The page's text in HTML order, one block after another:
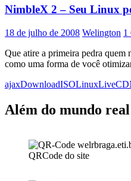
NimbleX 2 – Seu Linux
18 de julho de 2008 Welington 1
Que atire a primeira pedra quem
como uma forma de você
ajaxDownloadISOLinuxLiveCD
Além do mundo real
QRCode do site